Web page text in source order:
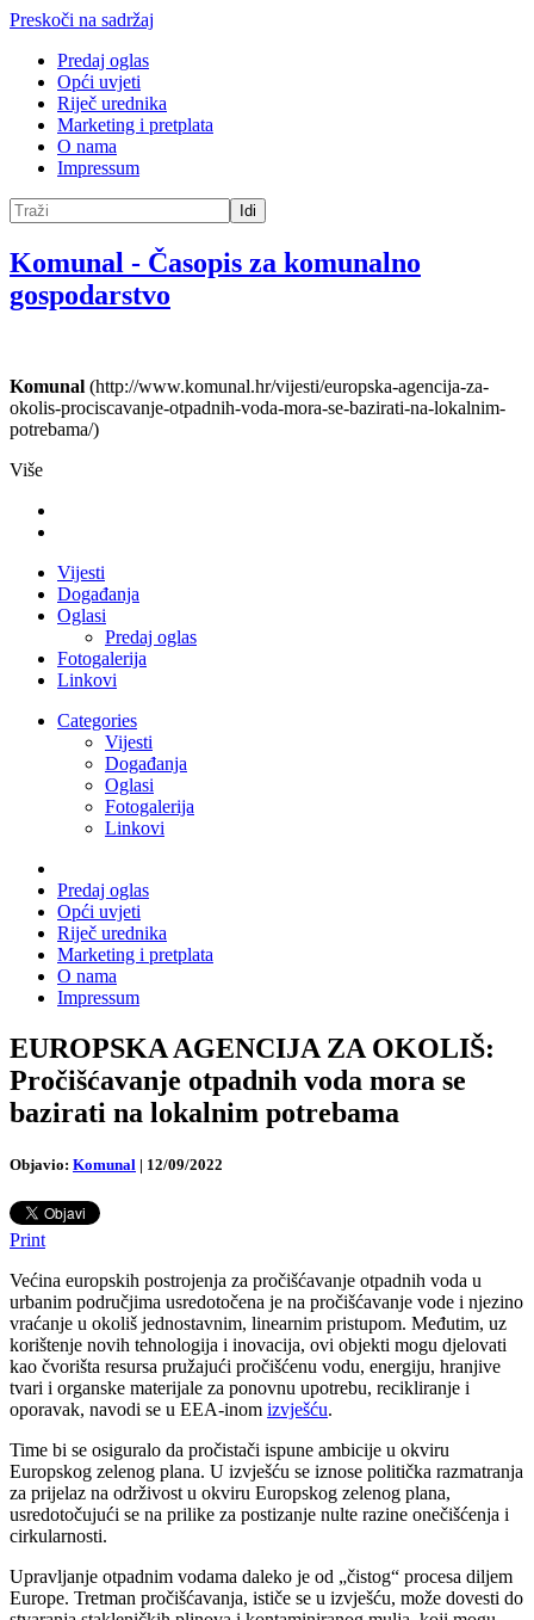
Preskoči na sadržaj
Predaj oglas
Opći uvjeti
Riječ urednika
Marketing i pretplata
O nama
Impressum
Idi
Komunal - Časopis za komunalno
gospodarstvo
Komunal (http://www.komunal.hr/vijesti/europska-agencija-za-
okolis-prociscavanje-otpadnih-voda-mora-se-bazirati-na-lokalnim-
potrebama/)
Više
Vijesti
Događanja
Oglasi
Predaj oglas
Fotogalerija
Linkovi
Categories
Vijesti
Događanja
Oglasi
Fotogalerija
Linkovi
Predaj oglas
Opći uvjeti
Riječ urednika
Marketing i pretplata
O nama
Impressum
EUROPSKA AGENCIJA ZA OKOLIŠ:
Pročišćavanje otpadnih voda mora se
bazirati na lokalnim potrebama
Objavio: Komunal | 12/09/2022
Print
Većina europskih postrojenja za pročišćavanje otpadnih voda u
urbanim područjima usredotočena je na pročišćavanje vode i njezino
vraćanje u okoliš jednostavnim, linearnim pristupom. Međutim, uz
korištenje novih tehnologija i inovacija, ovi objekti mogu djelovati
kao čvorišta resursa pružajući pročišćenu vodu, energiju, hranjive
tvari i organske materijale za ponovnu upotrebu, recikliranje i
oporavak, navodi se u EEA-inom izvješću.
Time bi se osiguralo da pročistači ispune ambicije u okviru
Europskog zelenog plana. U izvješću se iznose politička razmatranja
za prijelaz na održivost u okviru Europskog zelenog plana,
usredotočujući se na prilike za postizanje nulte razine onečišćenja i
cirkularnosti.
Upravljanje otpadnim vodama daleko je od „čistog“ procesa diljem
Europe. Tretman pročišćavanja, ističe se u izvješću, može dovesti do